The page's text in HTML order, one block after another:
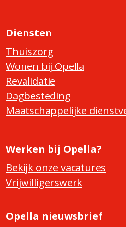
Diensten
Thuiszorg
Wonen bij Opella
Revalidatie
Dagbesteding
Maatschappelijke
Werken bij Opella?
Bekijk onze vacatures
Vrijwilligerswerk
Opella nieuwsbrief